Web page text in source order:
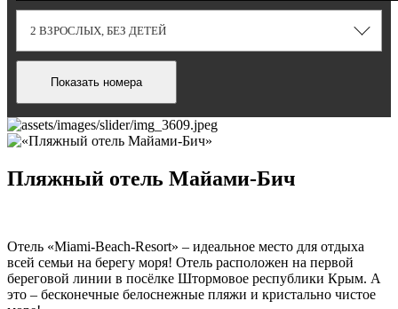
2 ВЗРОСЛЫХ, БЕЗ ДЕТЕЙ
Пляжный отель Майами-Бич
Отель «Miami-Вeach-Resort» – идеальное место для отдыха
всей семьи на берегу моря! Отель расположен на первой
береговой линии в посёлке Штормовое республики Крым. А
это – бесконечные белоснежные пляжи и кристально чистое